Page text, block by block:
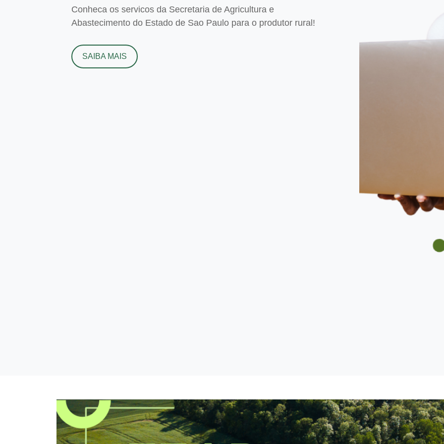
Conheca os servicos da Secretaria de Agricultura e
Abastecimento do Estado de Sao Paulo para o produtor rural!
SAIBA MAIS